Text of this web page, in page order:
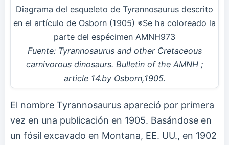
Diagrama del esqueleto de Tyrannosaurus descrito
en el artículo de Osborn (1905) ※Se ha coloreado la
parte del espécimen AMNH973
Fuente: Tyrannosaurus and other Cretaceous
carnivorous dinosaurs. Bulletin of the AMNH ;
article 14.by Osborn,1905.
El nombre Tyrannosaurus apareció por primera
vez en una publicación en 1905. Basándose en
un fósil excavado en Montana, EE. UU., en 1902